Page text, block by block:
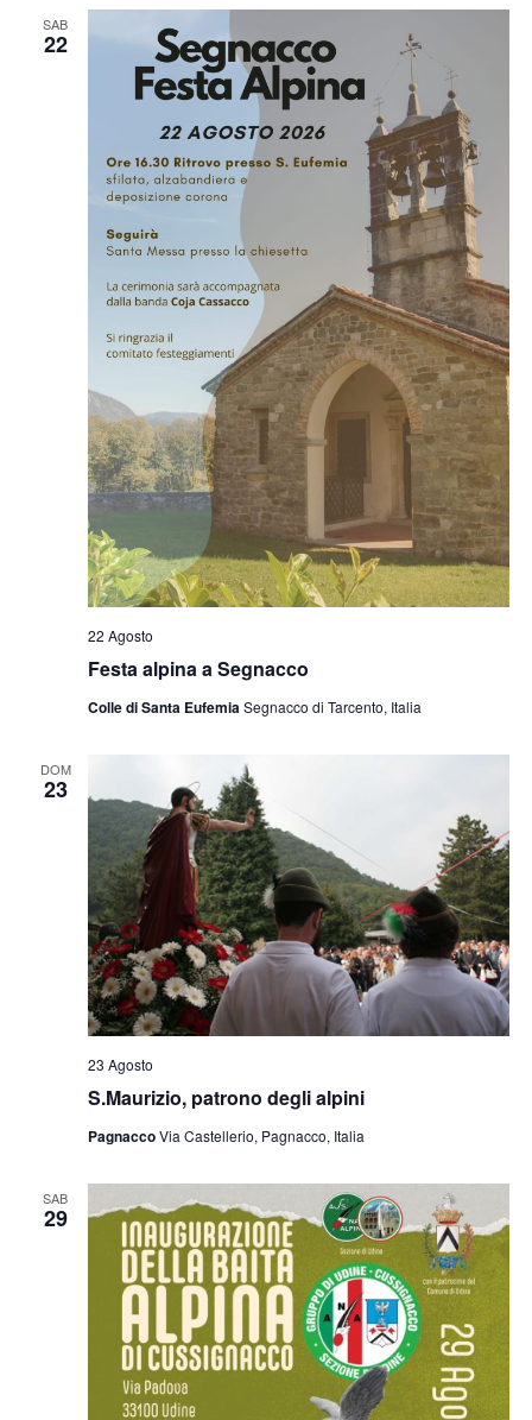
SAB
22
Festa alpina a Segnacco
22 Agosto
Colle di Santa EufemiaSegnacco di Tarcento, Italia
DOM
23
S.Maurizio, patrono degli alpini
23 Agosto
PagnaccoVia Castellerio, Pagnacco, Italia
SAB
29